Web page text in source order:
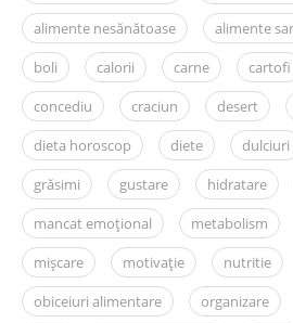
alimente nesănătoase
alimente
boli
calorii carne cartofi
concediu
craciun desert
dieta horoscop
diete dulciuri
grăsimi
gustare hidratare
mancat emoțional
metabolism
mișcare
motivație nutritie
obiceiuri alimentare
organizare